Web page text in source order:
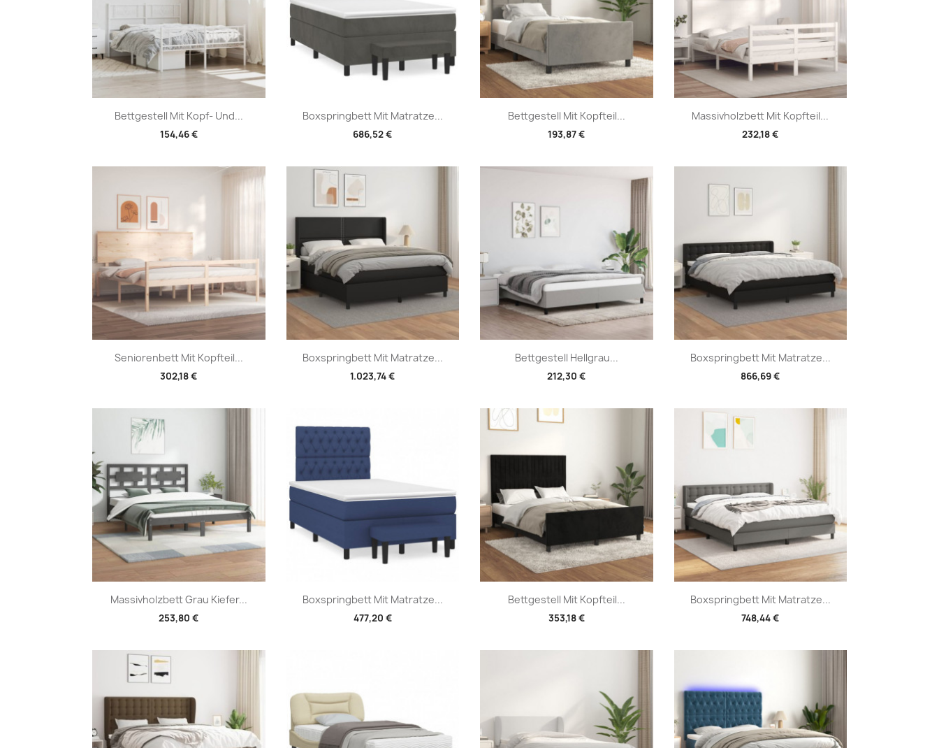
Bettgestell Mit Kopf- Und...
154,46 €
Vorschau Boxspringbett Mit Matratze...
686,52 €
Vorschau Bettgestell Mit Kopfteil...
193,87 €
Vorschau Massivholzbett Mit Kopfteil...
232,18 €
Vorschau
Seniorenbett Mit Kopfteil...
302,18 €
Vorschau Boxspringbett Mit Matratze...
1.023,74 €
Vorschau Bettgestell Hellgrau...
212,30 €
Vorschau Boxspringbett Mit Matratze...
866,69 €
Vorschau
Massivholzbett Grau Kiefer...
253,80 €
Vorschau Boxspringbett Mit Matratze...
477,20 €
Vorschau Bettgestell Mit Kopfteil...
353,18 €
Vorschau Boxspringbett Mit Matratze...
748,44 €
Vorschau